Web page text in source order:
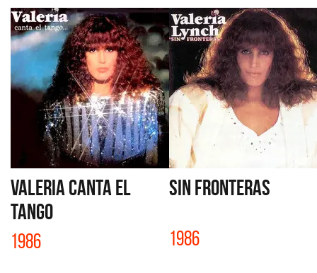
VALERIA CANTA EL
TANGO
1986
SIN FRONTERAS
1986